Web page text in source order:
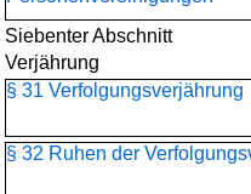
Siebenter Abschnitt
Verjährung
§ 31 Verfolgungsverjährung
§ 32 Ruhen der